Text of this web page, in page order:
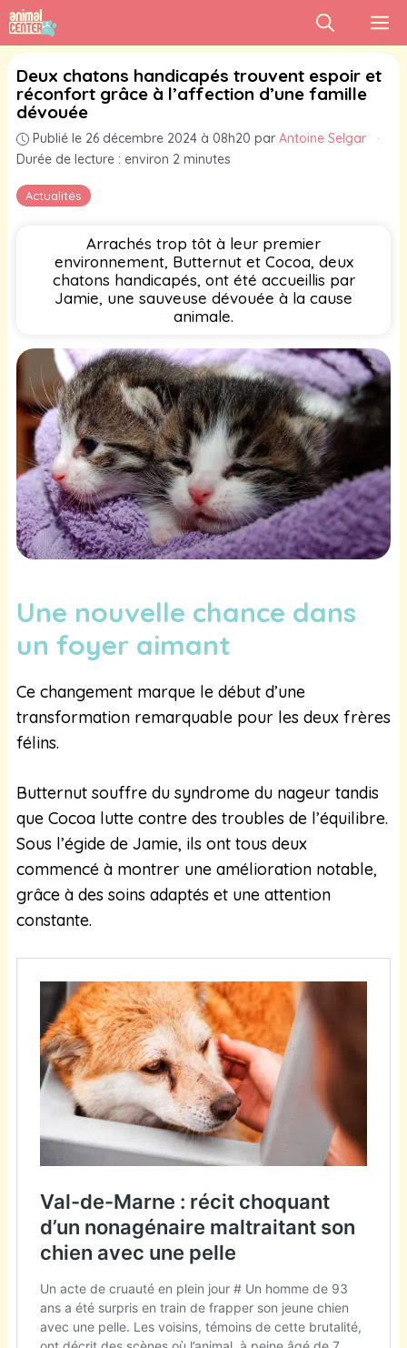
Aller
au
contenu
Actualités
Deux chatons handicapés trouvent espoir et
réconfort grâce à l’affection d’une famille
dévouée
Publié le 26 décembre 2024 à 08h20 par Antoine Selgar
·
Durée de lecture : environ 2 minutes
Arrachés trop tôt à leur premier
environnement, Butternut et Cocoa, deux
chatons handicapés, ont été accueillis par
Jamie, une sauveuse dévouée à la cause
animale.
Une nouvelle chance dans
un foyer aimant
Ce changement marque le début d’une
transformation remarquable pour les deux frères
félins.
Butternut souffre du syndrome du nageur tandis
que Cocoa lutte contre des troubles de l’équilibre.
Sous l’égide de Jamie, ils ont tous deux
commencé à montrer une amélioration notable,
grâce à des soins adaptés et une attention
constante.